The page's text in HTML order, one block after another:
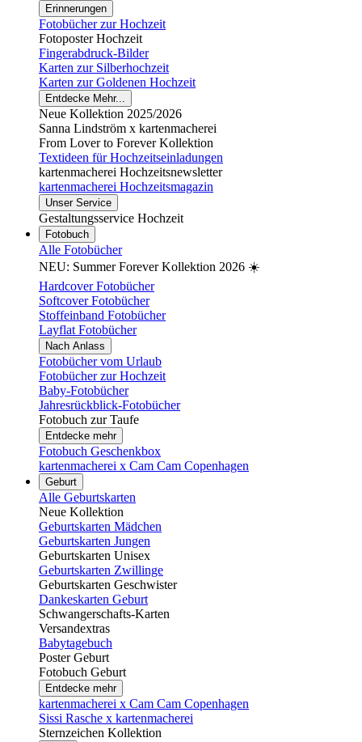
Erinnerungen
Fotobücher zur Hochzeit
Fotoposter Hochzeit
Fingerabdruck-Bilder
Karten zur Silberhochzeit
Karten zur Goldenen Hochzeit
Entdecke Mehr...
Neue Kollektion 2025/2026
Sanna Lindström x kartenmacherei
From Lover to Forever Kollektion
Textideen für Hochzeitseinladungen
kartenmacherei Hochzeitsnewsletter
kartenmacherei Hochzeitsmagazin
Unser Service
Gestaltungsservice Hochzeit
Fotobuch
Alle Fotobücher
NEU: Summer Forever Kollektion 2026 ☀️
Hardcover Fotobücher
Softcover Fotobücher
Stoffeinband Fotobücher
Layflat Fotobücher
Nach Anlass
Fotobücher vom Urlaub
Fotobücher zur Hochzeit
Baby-Fotobücher
Jahresrückblick-Fotobücher
Fotobuch zur Taufe
Entdecke mehr
Fotobuch Geschenkbox
kartenmacherei x Cam Cam Copenhagen
Geburt
Alle Geburtskarten
Neue Kollektion
Geburtskarten Mädchen
Geburtskarten Jungen
Geburtskarten Unisex
Geburtskarten Zwillinge
Geburtskarten Geschwister
Dankeskarten Geburt
Schwangerschafts-Karten
Versandextras
Babytagebuch
Poster Geburt
Fotobuch Geburt
Entdecke mehr
kartenmacherei x Cam Cam Copenhagen
Sissi Rasche x kartenmacherei
Sternzeichen Kollektion